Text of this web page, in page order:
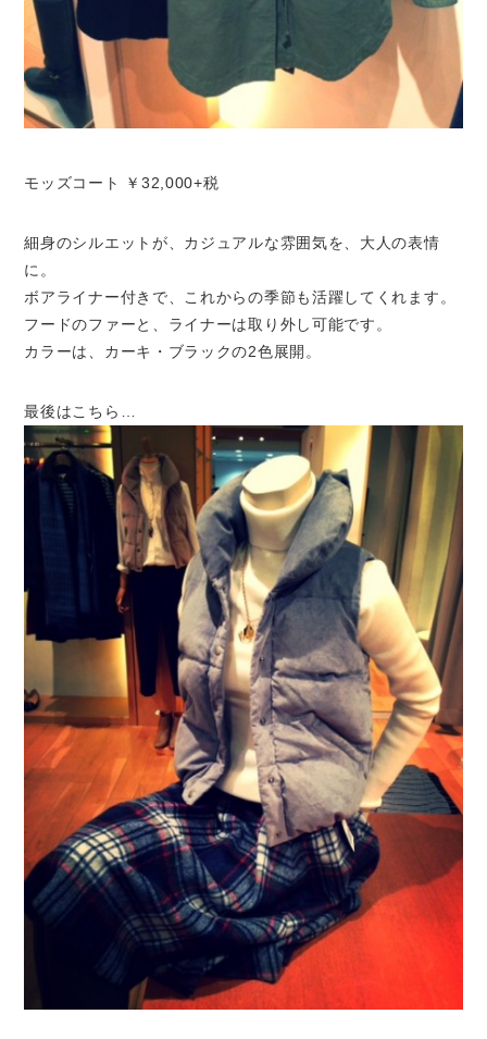
モッズコート ￥32,000+税
細身のシルエットが、カジュアルな雰囲気を、大人の表情
に。
ボアライナー付きで、これからの季節も活躍してくれます。
フードのファーと、ライナーは取り外し可能です。
カラーは、カーキ・ブラックの2色展開。
最後はこちら…